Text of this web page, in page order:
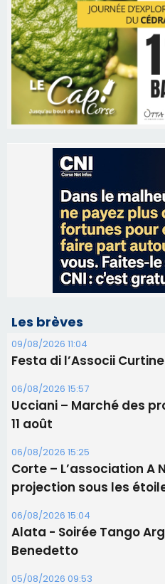
Les brèves
09/08/2026 11:04
Festa di l’Associi
06/08/2026 15:57
Ucciani – Marché des
11 août
06/08/2026 15:25
Corte – L’association A
projection sous les
06/08/2026 15:04
Alata - Soirée Tango
Benedetto
05/08/2026 09:53